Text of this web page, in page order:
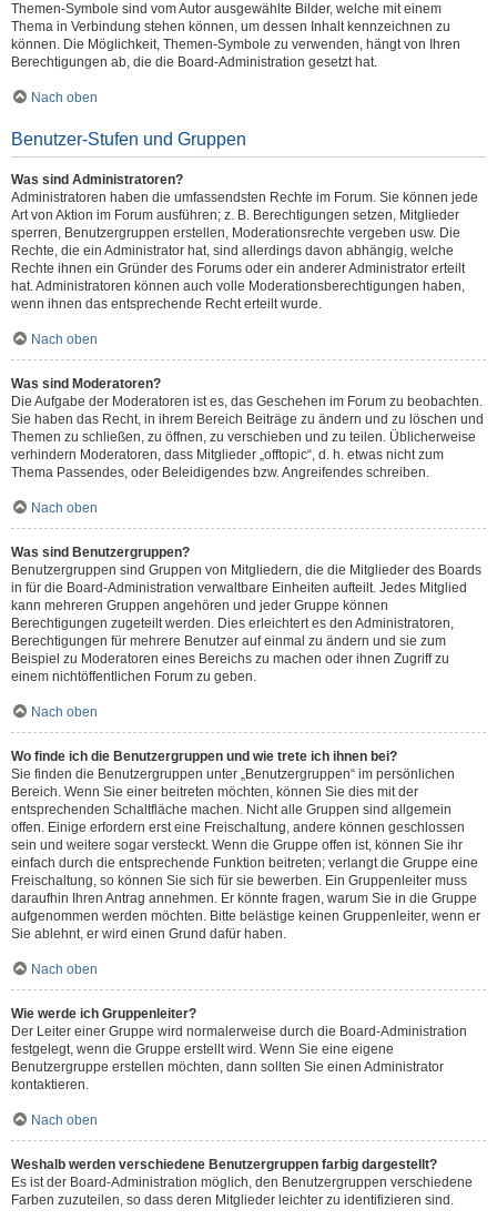
Themen-Symbole sind vom Autor ausgewählte Bilder, welche mit einem
Thema in Verbindung stehen können, um dessen Inhalt kennzeichnen zu
können. Die Möglichkeit, Themen-Symbole zu verwenden, hängt von Ihren
Berechtigungen ab, die die Board-Administration gesetzt hat.
Nach oben
Benutzer-Stufen und Gruppen
Was sind Administratoren?
Administratoren haben die umfassendsten Rechte im Forum. Sie können jede
Art von Aktion im Forum ausführen; z. B. Berechtigungen setzen, Mitglieder
sperren, Benutzergruppen erstellen, Moderationsrechte vergeben usw. Die
Rechte, die ein Administrator hat, sind allerdings davon abhängig, welche
Rechte ihnen ein Gründer des Forums oder ein anderer Administrator erteilt
hat. Administratoren können auch volle Moderationsberechtigungen haben,
wenn ihnen das entsprechende Recht erteilt wurde.
Nach oben
Was sind Moderatoren?
Die Aufgabe der Moderatoren ist es, das Geschehen im Forum zu beobachten.
Sie haben das Recht, in ihrem Bereich Beiträge zu ändern und zu löschen und
Themen zu schließen, zu öffnen, zu verschieben und zu teilen. Üblicherweise
verhindern Moderatoren, dass Mitglieder „offtopic“, d. h. etwas nicht zum
Thema Passendes, oder Beleidigendes bzw. Angreifendes schreiben.
Nach oben
Was sind Benutzergruppen?
Benutzergruppen sind Gruppen von Mitgliedern, die die Mitglieder des Boards
in für die Board-Administration verwaltbare Einheiten aufteilt. Jedes Mitglied
kann mehreren Gruppen angehören und jeder Gruppe können
Berechtigungen zugeteilt werden. Dies erleichtert es den Administratoren,
Berechtigungen für mehrere Benutzer auf einmal zu ändern und sie zum
Beispiel zu Moderatoren eines Bereichs zu machen oder ihnen Zugriff zu
einem nichtöffentlichen Forum zu geben.
Nach oben
Wo finde ich die Benutzergruppen und wie trete ich ihnen bei?
Sie finden die Benutzergruppen unter „Benutzergruppen“ im persönlichen
Bereich. Wenn Sie einer beitreten möchten, können Sie dies mit der
entsprechenden Schaltfläche machen. Nicht alle Gruppen sind allgemein
offen. Einige erfordern erst eine Freischaltung, andere können geschlossen
sein und weitere sogar versteckt. Wenn die Gruppe offen ist, können Sie ihr
einfach durch die entsprechende Funktion beitreten; verlangt die Gruppe eine
Freischaltung, so können Sie sich für sie bewerben. Ein Gruppenleiter muss
daraufhin Ihren Antrag annehmen. Er könnte fragen, warum Sie in die Gruppe
aufgenommen werden möchten. Bitte belästige keinen Gruppenleiter, wenn er
Sie ablehnt, er wird einen Grund dafür haben.
Nach oben
Wie werde ich Gruppenleiter?
Der Leiter einer Gruppe wird normalerweise durch die Board-Administration
festgelegt, wenn die Gruppe erstellt wird. Wenn Sie eine eigene
Benutzergruppe erstellen möchten, dann sollten Sie einen Administrator
kontaktieren.
Nach oben
Weshalb werden verschiedene Benutzergruppen farbig dargestellt?
Es ist der Board-Administration möglich, den Benutzergruppen verschiedene
Farben zuzuteilen, so dass deren Mitglieder leichter zu identifizieren sind.